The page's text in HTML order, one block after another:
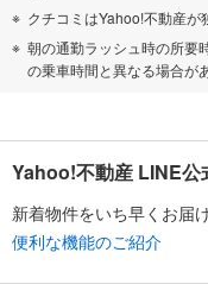
クチコミはYahoo!不動産が
朝の通勤ラッシュ時の所要
の乗車時間と異なる場合が
Yahoo!不動産 LINE公
新着物件をいち早くお届
便利な機能のご紹介